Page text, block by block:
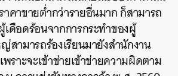
คาขายต่ำกว่ารายอื่นมาก ก็สามารถ
ดือดร้อนจากการกระทำของผู้
สามารถร้องเรียนมายังสำนักงาน
ราะจะเข้าข่ายเข้าข่ายความผิดตาม